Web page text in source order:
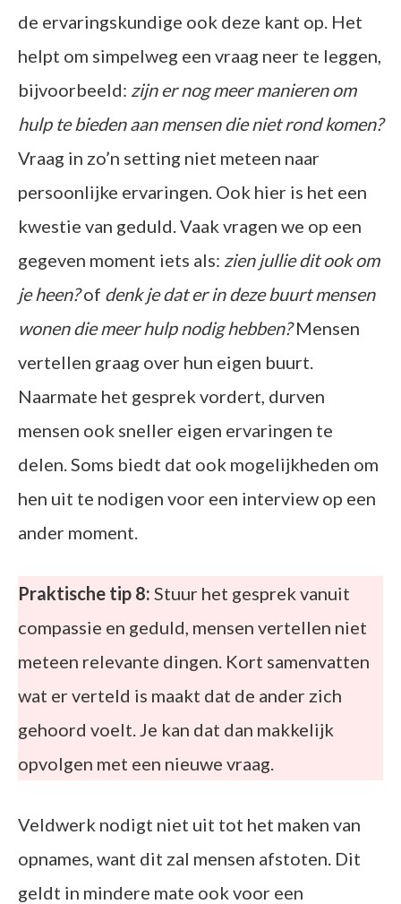
de ervaringskundige ook deze kant op. Het
helpt om simpelweg een vraag neer te leggen,
bijvoorbeeld: zijn er nog meer manieren om
hulp te bieden aan mensen die niet rond komen?
Vraag in zo’n setting niet meteen naar
persoonlijke ervaringen. Ook hier is het een
kwestie van geduld. Vaak vragen we op een
gegeven moment iets als: zien jullie dit ook om
je heen?of denk je dat er in deze buurt mensen
wonen die meer hulp nodig hebben?Mensen
vertellen graag over hun eigen buurt.
Naarmate het gesprek vordert, durven
mensen ook sneller eigen ervaringen te
delen. Soms biedt dat ook mogelijkheden om
hen uit te nodigen voor een interview op een
ander moment.
Praktische tip 8: Stuur het gesprek vanuit
compassie en geduld, mensen vertellen niet
meteen relevante dingen. Kort samenvatten
wat er verteld is maakt dat de ander zich
gehoord voelt. Je kan dat dan makkelijk
opvolgen met een nieuwe vraag.
Veldwerk nodigt niet uit tot het maken van
opnames, want dit zal mensen afstoten. Dit
geldt in mindere mate ook voor een